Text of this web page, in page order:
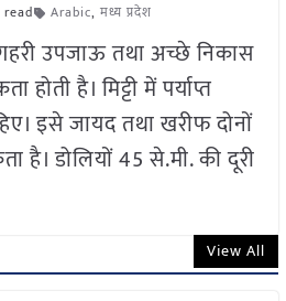
Arabic, मध्य प्रदेश
उपजाऊ तथा अच्छे निकास
है। मिट्टी में पर्याप्त
इसे जायद तथा खरीफ दोनों
डोलियों 45 से.मी. की दूरी
View All